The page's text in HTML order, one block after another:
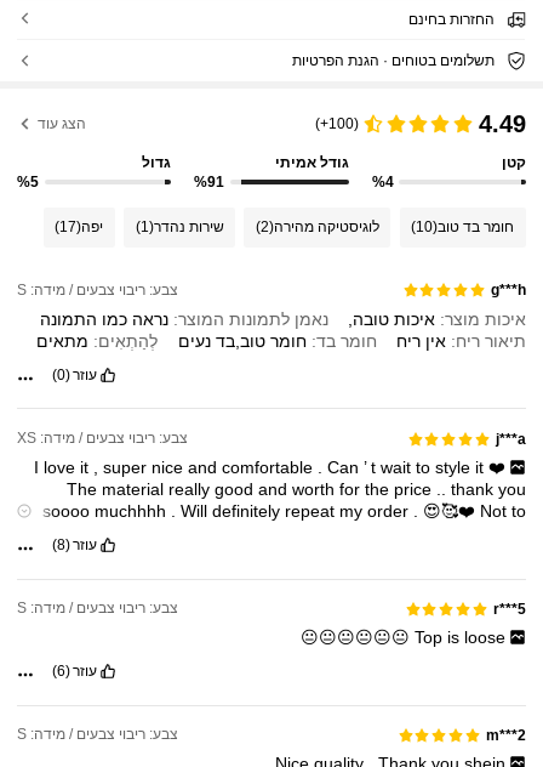
החזרות בחינם
תשלומים בטוחים · הגנת הפרטיות
4.49
(100+) הצג עוד
קטן
%4
גודל אמיתי
%91
גדול
%5
חומר בד טוב(10) לוגיסטיקה מהירה(2) שירות נהדר(1) יפה(17)
g***h צבע: ריבוי צבעים / מידה: S
איכות מוצר:איכותטובה, נאמן לתמונות המוצר:נראהכמו התמונה
תיאור ריח:איןריח חומר בד:חומרטוב,בדנעים לְהַתְאִים: מתאים
עוזר(0)
j***a צבע: ריבוי צבעים / מידה: XS
I love it ,super niceandcomfortable .Can’twaittostyle it❤️
The material really good and worth for the price thank you
soooo muchhhh Will definitely repeat my order 😍🥰❤️ Not to
עוזר(8)
r***5 צבע: ריבוי צבעים / מידה: S
Top is loose
😐😐😐😐😐😐
עוזר(6)
m***2 צבע: ריבוי צבעים / מידה: S